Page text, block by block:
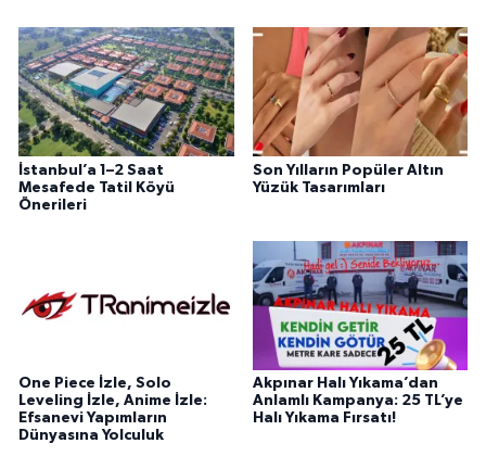
İstanbul’a 1–2 Saat
Mesafede Tatil Köyü
Önerileri
Son Yılların Popüler Altın
Yüzük Tasarımları
One Piece İzle, Solo
Leveling İzle, Anime İzle:
Efsanevi Yapımların
Dünyasına Yolculuk
Akpınar Halı Yıkama’dan
Anlamlı Kampanya: 25 TL’ye
Halı Yıkama Fırsatı!